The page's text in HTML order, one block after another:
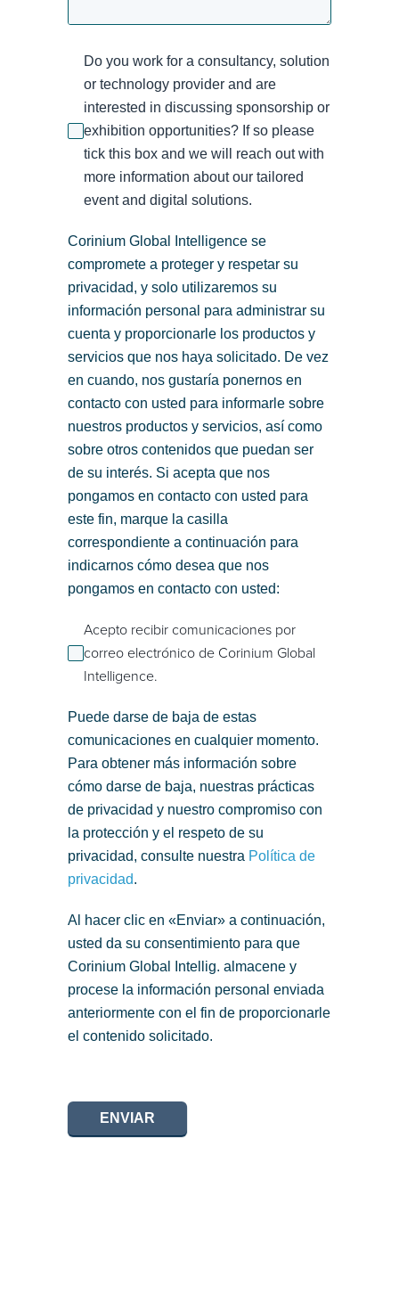
Do you work for a consultancy, solution
or technology provider and are
interested in discussing sponsorship or
exhibition opportunities? If so please
tick this box and we will reach out with
more information about our tailored
event and digital solutions.
Corinium Global Intelligence se
compromete a proteger y respetar su
privacidad, y solo utilizaremos su
información personal para administrar su
cuenta y proporcionarle los productos y
servicios que nos haya solicitado. De vez
en cuando, nos gustaría ponernos en
contacto con usted para informarle sobre
nuestros productos y servicios, así como
sobre otros contenidos que puedan ser
de su interés. Si acepta que nos
pongamos en contacto con usted para
este fin, marque la casilla
correspondiente a continuación para
indicarnos cómo desea que nos
pongamos en contacto con usted:
Acepto recibir comunicaciones por
correo electrónico de Corinium Global
Intelligence.
Puede darse de baja de estas
comunicaciones en cualquier momento.
Para obtener más información sobre
cómo darse de baja, nuestras prácticas
de privacidad y nuestro compromiso con
la protección y el respeto de su
privacidad, consulte nuestra Política de
privacidad.
Al hacer clic en «Enviar» a continuación,
usted da su consentimiento para que
Corinium Global Intellig. almacene y
procese la información personal enviada
anteriormente con el fin de proporcionarle
el contenido solicitado.
ENVIAR